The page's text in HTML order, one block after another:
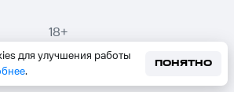
для улучшения работы
.
ПОНЯТНО
18+